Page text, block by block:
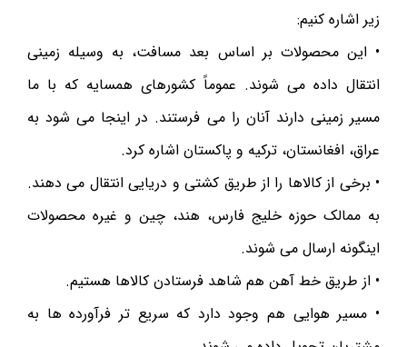
زیر اشاره کنیم:
• این محصولات بر اساس بعد مسافت، به وسیله زمینی
انتقال داده می شوند. عموماً کشورهای همسایه که با ما
مسیر زمینی دارند آنان را می فرستند. در اینجا می شود به
عراق، افغانستان، ترکیه و پاکستان اشاره کرد.
• برخی از کالاها را از طریق کشتی و دریایی انتقال می دهند.
به ممالک حوزه خلیج فارس، هند، چین و غیره محصولات
اینگونه ارسال می شوند.
• از طریق خط آهن هم شاهد فرستادن کالاها هستیم.
• مسیر هوایی هم وجود دارد که سریع تر فرآورده ها به